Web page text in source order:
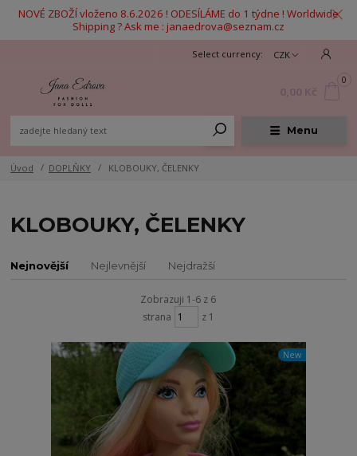
NOVÉ ZBOŽÍ vloženo 8.6.2026 ! ODESÍLÁME do 1 týdne ! Worldwide
Shipping ? Ask me : janaedrova@seznam.cz
Menu
CZK
0
Úvod DOPLŇKY KLOBOUKY, ČELENKY
KLOBOUKY, ČELENKY
Nejnovější Nejlevnější Nejdražší
Zobrazuji 1-6 z 6
strana
z 1
New